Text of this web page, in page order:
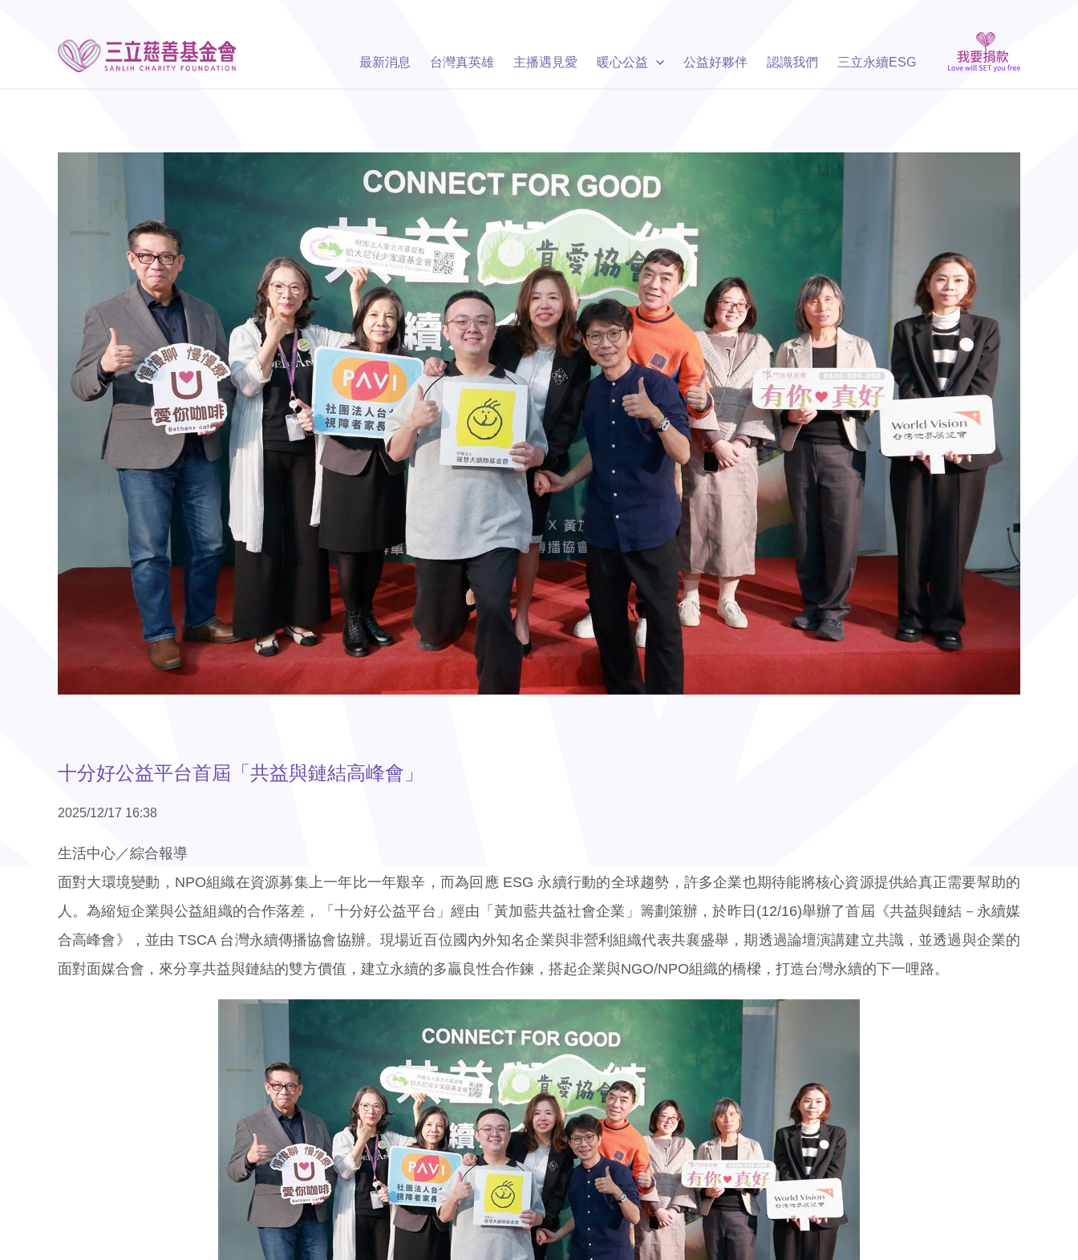
最新消息 台灣真英雄 主播遇見愛 暖心公益 公益好夥伴 認識我們 三立永續ESG
十分好公益平台首屆「共益與鏈結高峰會」
2025/12/17 16:38
生活中心／綜合報導
面對大環境變動，NPO組織在資源募集上一年比一年艱辛，而為回應 ESG 永續行動的全球趨勢，許多企業也期待能將核心資源提供給真正需要幫助的
人。為縮短企業與公益組織的合作落差，「十分好公益平台」經由「黃加藍共益社會企業」籌劃策辦，於昨日(12/16)舉辦了首屆《共益與鏈結－永續媒
合高峰會》，並由 TSCA 台灣永續傳播協會協辦。現場近百位國內外知名企業與非營利組織代表共襄盛舉，期透過論壇演講建立共識，並透過與企業的
面對面媒合會，來分享共益與鏈結的雙方價值，建立永續的多贏良性合作鍊，搭起企業與NGO/NPO組織的橋樑，打造台灣永續的下一哩路。